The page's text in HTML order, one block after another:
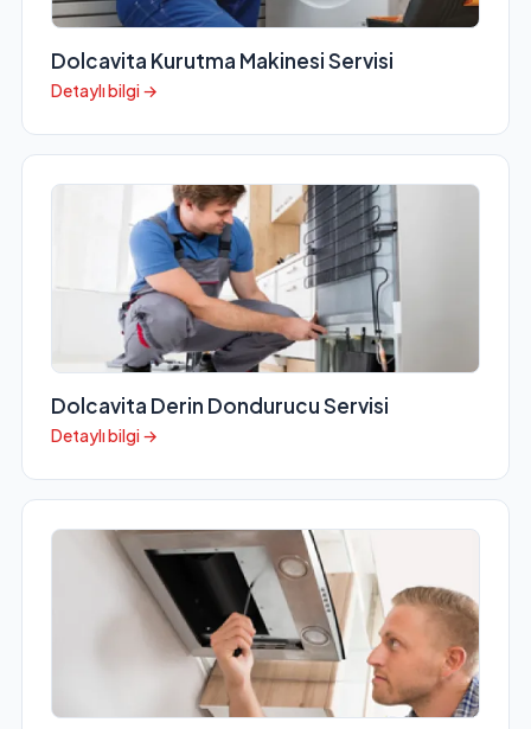
Dolcavita Kurutma Makinesi Servisi
Detaylı bilgi →
Dolcavita Derin Dondurucu Servisi
Detaylı bilgi →